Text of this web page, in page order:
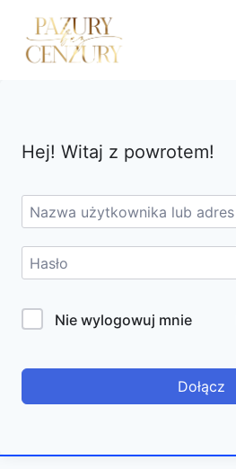
treści
Hej! Witaj z powrotem!
Nie wylogowuj mnie
Dołącz